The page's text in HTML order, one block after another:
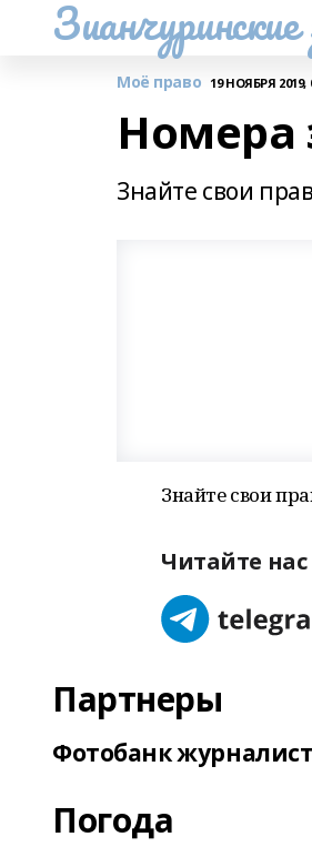
Зианчуринские
Моё право 19 НОЯБРЯ 2019,
Номера
Знайте свои
Знайте свои
Читайте нас
Партнеры
Фотобанк
Погода